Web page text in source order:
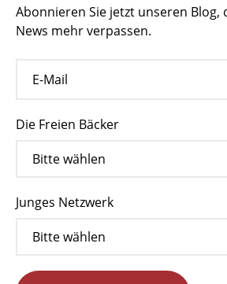
Abonnieren Sie jetzt unseren Blog,
News mehr verpassen.
Die Freien Bäcker
Junges Netzwerk